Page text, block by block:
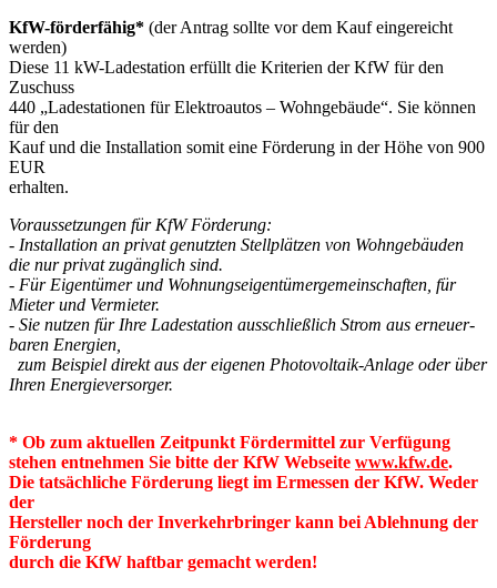
KfW-förderfähig* (der Antrag sollte vor dem Kauf eingereicht
werden)
Diese 11 kW-Ladestation erfüllt die Kriterien der KfW für den
Zuschuss
440 „Ladestationen für Elektroautos – Wohngebäude“. Sie können
für den
Kauf und die Installation somit eine Förderung in der Höhe von 900
EUR
erhalten.
Voraussetzungen für KfW Förderung:
- Installation an privat genutzten Stell­plätzen von Wohngebäuden
die nur privat zu­gänglich sind.
- Für Eigentümer und Wohnungs­eigentümer­gemein­schaften, für
Mieter und Vermieter.
- Sie nutzen für Ihre Lade­station ausschließlich Strom aus erneuer­
baren Energien,
zum Beispiel direkt aus der eigenen Photovoltaik-Anlage oder über
Ihren Energieversorger.
* Ob zum aktuellen Zeitpunkt Fördermittel zur Verfügung
stehen entnehmen Sie bitte der KfW Webseite www.kfw.de.
Die tatsächliche Förderung liegt im Ermessen der KfW. Weder
der
Hersteller noch der Inverkehrbringer kann bei Ablehnung der
Förderung
durch die KfW haftbar gemacht werden!